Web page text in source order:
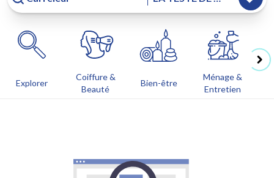
Explorer
Coiffure &
Beauté
Bien-être
Ménage &
Entretien